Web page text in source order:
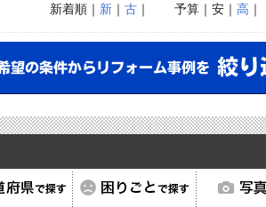
予算｜安｜ 高 ｜
新着順｜ 新｜ 古｜